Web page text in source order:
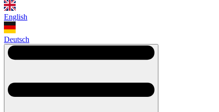
English
Deutsch